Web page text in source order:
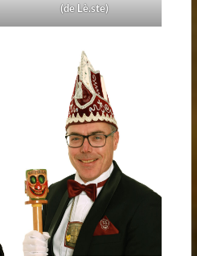
(de Lè.ste)